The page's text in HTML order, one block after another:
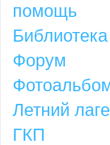
Адрес
6-49, электронный адрес:
помощь
Библиотека
Форум
Летний
ГКП